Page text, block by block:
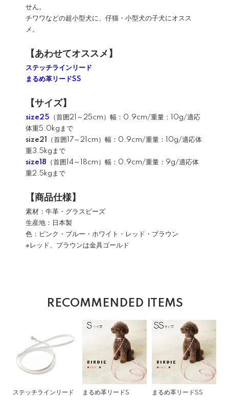
せん。
チワワなどの超小型犬に、仔猫・小型犬の子犬にオスス
メ。
【あわせてオススメ】
ステッチラインリード
まるめ革リードSS
【サイズ】
size25 （首囲21～25cm）幅：0.9cm/重量：10g/適応
体重5.0kgまで
size21
（首囲17～21cm）幅：0.9cm/重量：10g/適応体
重3.5kgまで
size18 （首囲14～18cm）幅：0.9cm/重量：9g/適応体
重2.5kgまで
【商品仕様】
素材：牛革・グラスビーズ
生産地：日本製
色：ピンク・ブルー・ホワイト・レッド・ブラウン
※レッド、ブラウンは金具ゴールド
RECOMMENDED ITEMS
ステッチラインリード
まるめ革リードS
まるめ革リードSS